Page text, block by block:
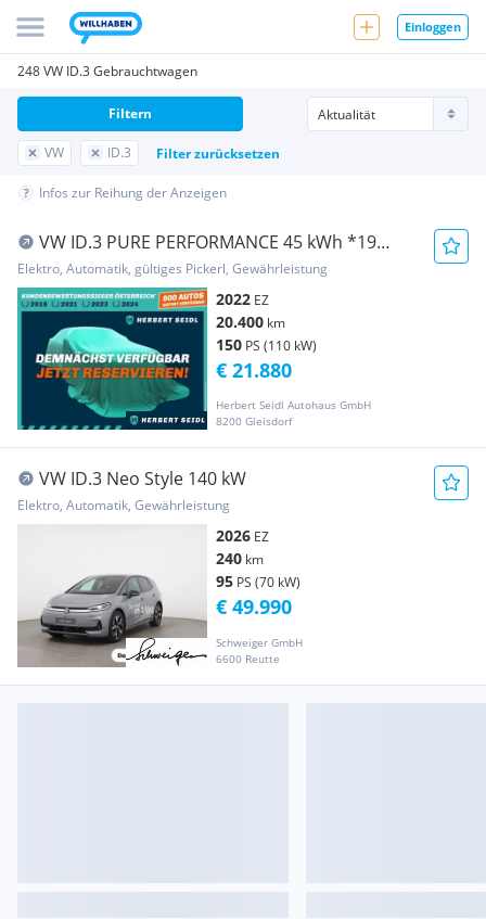
Einloggen
248 VW ID.3 Gebrauchtwagen
VW ID.3 Filter zurücksetzen
Filtern
Infos zur Reihung der Anzeigen
VW ID.3 PURE PERFORMANCE 45 kWh *19
ZOLL / VIRTUEL...
Elektro, Automatik, gültiges Pickerl, Gewährleistung
2022 EZ
20.400 km
150 PS (110 kW)
Herbert Seidl Autohaus GmbH
8200 Gleisdorf
€ 21.880
VW ID.3 Neo Style 140 kW
Elektro, Automatik, Gewährleistung
2026 EZ
240 km
95 PS (70 kW)
Schweiger GmbH
6600 Reutte
€ 49.990